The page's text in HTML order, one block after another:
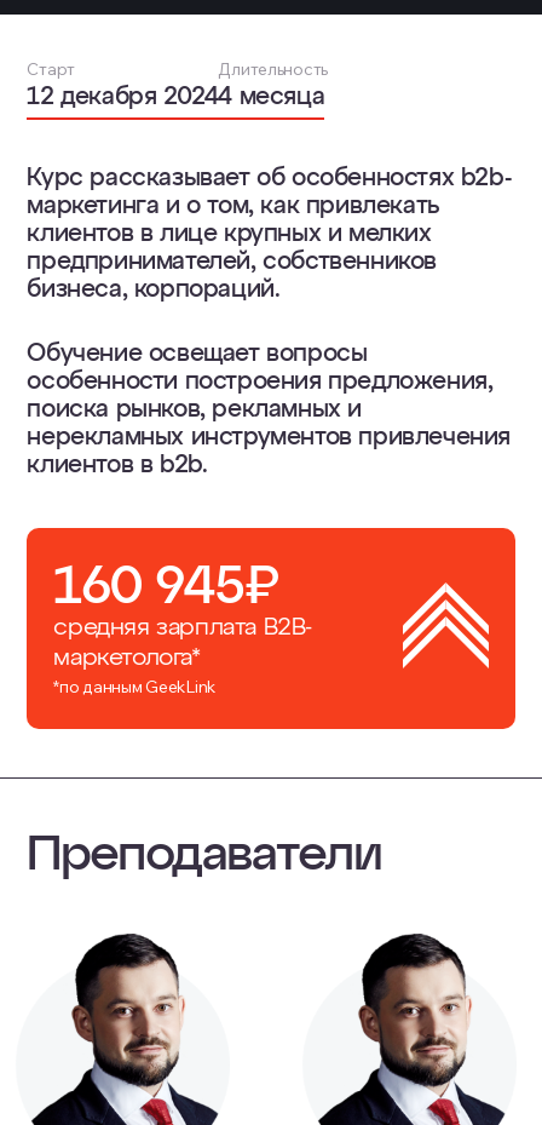
Старт
12 декабря 2024
Длительность
4 месяца
Курс рассказывает об особенностях b2b-
маркетинга и о том, как привлекать
клиентов в лице крупных и мелких
предпринимателей, собственников
бизнеса, корпораций.
Обучение освещает вопросы
особенности построения предложения,
поиска рынков, рекламных и
нерекламных инструментов привлечения
клиентов в b2b.
160 945₽
средняя зарплата B2B-
маркетолога*
*по данным GeekLink
Преподаватели